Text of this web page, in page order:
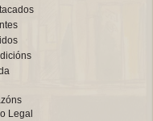
Legal